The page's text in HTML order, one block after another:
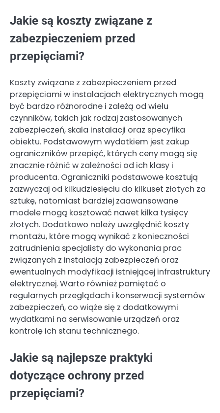
Jakie są koszty związane z
zabezpieczeniem przed
przepięciami?
Koszty związane z zabezpieczeniem przed
przepięciami w instalacjach elektrycznych mogą
być bardzo różnorodne i zależą od wielu
czynników, takich jak rodzaj zastosowanych
zabezpieczeń, skala instalacji oraz specyfika
obiektu. Podstawowym wydatkiem jest zakup
ograniczników przepięć, których ceny mogą się
znacznie różnić w zależności od ich klasy i
producenta. Ograniczniki podstawowe kosztują
zazwyczaj od kilkudziesięciu do kilkuset złotych za
sztukę, natomiast bardziej zaawansowane
modele mogą kosztować nawet kilka tysięcy
złotych. Dodatkowo należy uwzględnić koszty
montażu, które mogą wynikać z konieczności
zatrudnienia specjalisty do wykonania prac
związanych z instalacją zabezpieczeń oraz
ewentualnych modyfikacji istniejącej infrastruktury
elektrycznej. Warto również pamiętać o
regularnych przeglądach i konserwacji systemów
zabezpieczeń, co wiąże się z dodatkowymi
wydatkami na serwisowanie urządzeń oraz
kontrolę ich stanu technicznego.
Jakie są najlepsze praktyki
dotyczące ochrony przed
przepięciami?